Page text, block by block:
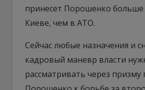
принесет Порошенко
Киеве, чем в АТО.
Сейчас любые назначения и
кадровый маневр власти
рассматривать через призму